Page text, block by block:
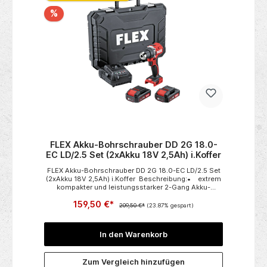
&
%
FLEX Akku-Bohrschrauber DD 2G 18.0-
EC LD/2.5 Set (2xAkku 18V 2,5Ah) i.Koffer
FLEX Akku-Bohrschrauber DD 2G 18.0-EC LD/2.5 Set
(2xAkku 18V 2,5Ah) i.Koffer Beschreibung:• extrem
kompakter und leistungsstarker 2-Gang Akku-
Kopflänge• Bürstenloser Motor mit höherem
Lebensdauer• Electronic Management System
Lebensdauer und erhöht die
Effizienz• Schnellspannbohrfutter in
Metallausführung mit Auto-Lock
Funktion• Elektronische
159,50 €* 209,50 €* (23.87% gespart)
In den Warenkorb
Zum Vergleich hinzufügen